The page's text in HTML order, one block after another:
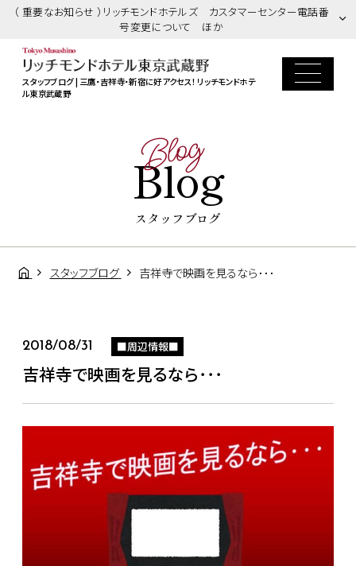
（ 重要なお知らせ ）リッチモンドホテルズ カスタマーセンター電話番
号変更について ほか
スタッフブログ | 三鷹・吉祥寺・新宿に好アクセス！ リッチモンドホテ
ル東京武蔵野
Blog
Blog
スタッフブログ
スタッフブログ 吉祥寺で映画を見るなら･･･
2018/08/31 ■周辺情報■
吉祥寺で映画を見るなら･･･